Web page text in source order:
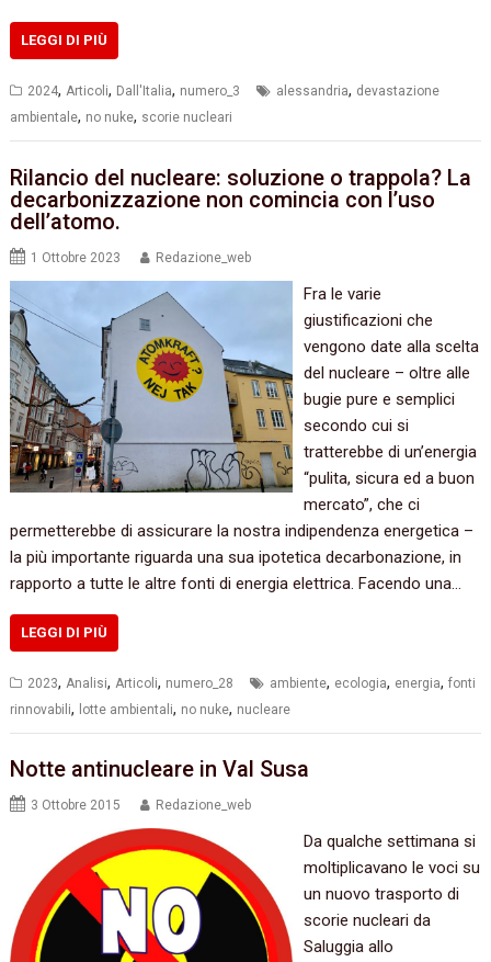
LEGGI DI PIÙ
2024,Articoli, Dall'Italia, numero_3 alessandria, devastazione
ambientale, no nuke, scorie nucleari
Rilancio del nucleare: soluzione o trappola? La
decarbonizzazione non comincia con l’uso
dell’atomo.
1 Ottobre 2023 Redazione_web
Fra le varie
giustificazioni che
vengono date alla scelta
del nucleare – oltre alle
bugie pure e semplici
secondo cui si
tratterebbe di un’energia
“pulita, sicura ed a buon
mercato”, che ci
permetterebbe di assicurare la nostra indipendenza energetica –
la più importante riguarda una sua ipotetica decarbonazione, in
rapporto a tutte le altre fonti di energia elettrica. Facendo una…
LEGGI DI PIÙ
2023, Analisi, Articoli, numero_28 ambiente, ecologia, energia,fonti
rinnovabili, lotte ambientali, no nuke, nucleare
Notte antinucleare in Val Susa‭
3 Ottobre 2015 Redazione_web
‬Da qualche settimana si
moltiplicavano le voci su
un nuovo trasporto di
scorie nucleari da
Saluggia allo